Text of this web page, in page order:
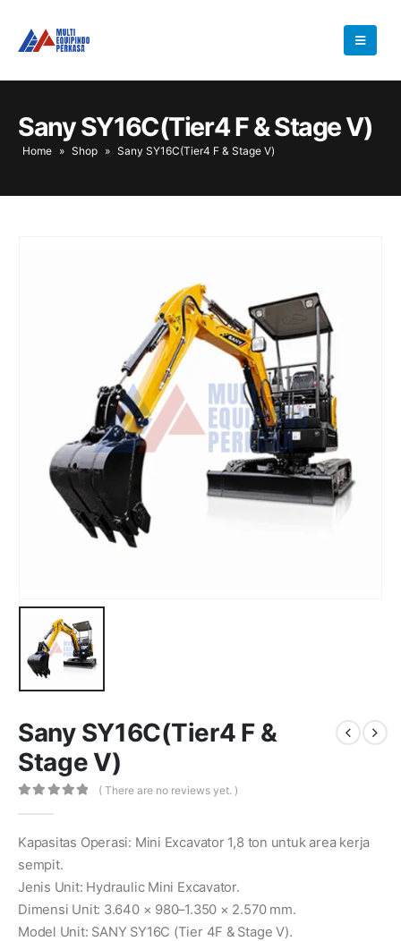
Sany SY16C(Tier4 F & Stage Ⅴ)
Home » Shop » Sany SY16C(Tier4 F & Stage Ⅴ)
Sany SY16C(Tier4 F &
Stage Ⅴ)
( There are no reviews yet. )
Kapasitas Operasi: Mini Excavator 1,8 ton untuk area kerja
sempit.
Jenis Unit: Hydraulic Mini Excavator.
Dimensi Unit: 3.640 × 980–1.350 × 2.570 mm.
Model Unit: SANY SY16C (Tier 4F & Stage V).